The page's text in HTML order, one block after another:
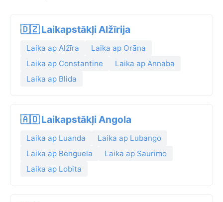
🇩🇿 Laikapstākļi Alžīrija
Laika ap Alžīra
Laika ap Orāna
Laika ap Constantine
Laika ap Annaba
Laika ap Blida
🇦🇴 Laikapstākļi Angola
Laika ap Luanda
Laika ap Lubango
Laika ap Benguela
Laika ap Saurimo
Laika ap Lobita